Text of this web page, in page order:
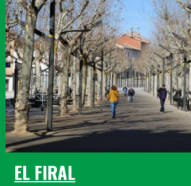
EL FIRAL